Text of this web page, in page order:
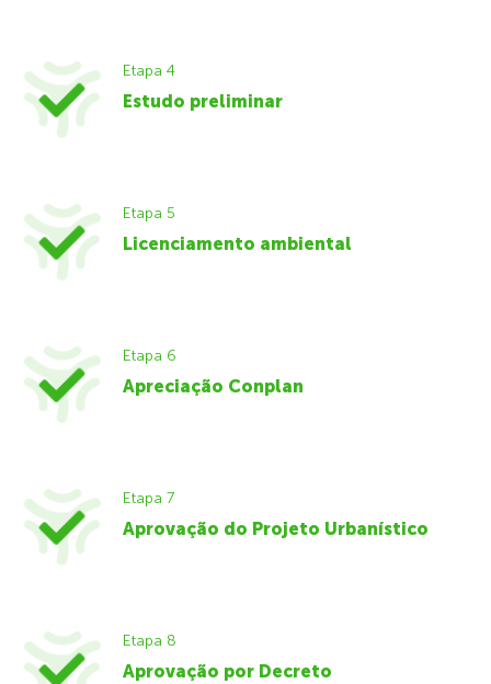
Etapa 4
Estudo preliminar
Etapa 5
Licenciamento ambiental
Etapa 6
Apreciação Conplan
Etapa 7
Aprovação do Projeto Urbanístico
Etapa 8
Aprovação por Decreto